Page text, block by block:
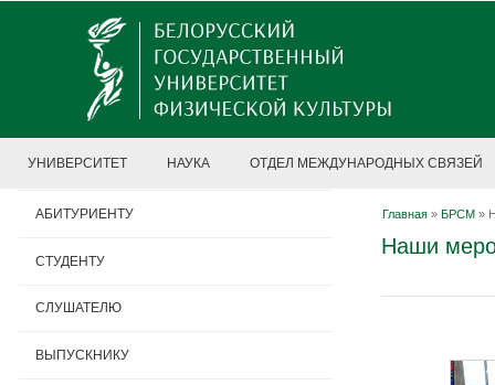
УНИВЕРСИТЕТ НАУКА ОТДЕЛ МЕЖДУНАРОДНЫХ СВЯЗЕЙ
Главная » БРСМ »
Наши
АБИТУРИЕНТУ
СТУДЕНТУ
СЛУШАТЕЛЮ
ВЫПУСКНИКУ